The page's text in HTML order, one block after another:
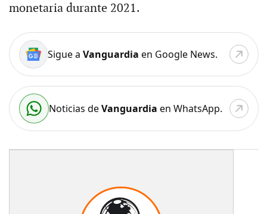
monetaria durante 2021.
Sigue a Vanguardia en Google News.
Noticias deVanguardia en WhatsApp.